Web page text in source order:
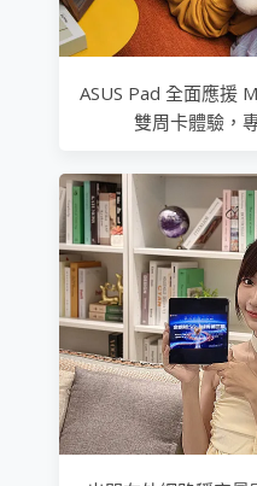
ASUS Pad 全面應援
雙周卡體驗，